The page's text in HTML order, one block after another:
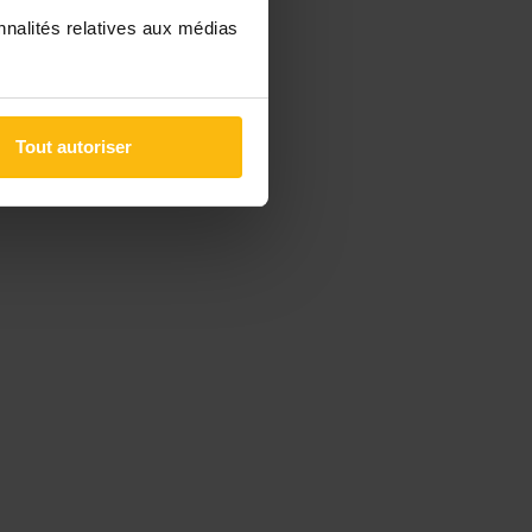
relatives aux médias
Tout autoriser